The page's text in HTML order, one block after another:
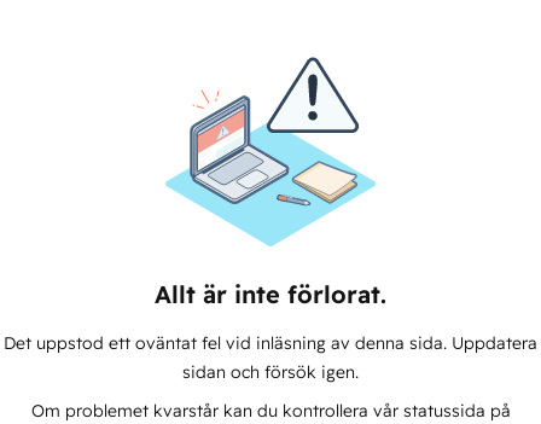
Allt är inte förlorat.
Det uppstod ett oväntat fel vid inläsning av denna sida. Uppdatera
sidan och försök igen.
Om problemet kvarstår kan du kontrollera vår statussida på